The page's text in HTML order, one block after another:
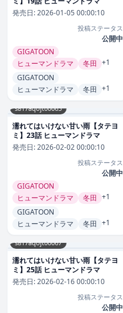
発売日:2026-01-05 00:00:10
投稿ステータス
公開中
GIGATOON
ヒューマンドラマ
冬田 +1
GIGATOON
ヒューマンドラマ
冬田 +1
s817aqojt00065
濡れてはいけない甘い雨【タテヨ
ミ】23話 ヒューマンドラマ
発売日:2026-02-02 00:00:10
投稿ステータス
公開中
GIGATOON
ヒューマンドラマ
冬田 +1
GIGATOON
ヒューマンドラマ
冬田 +1
s817aqojt00067
濡れてはいけない甘い雨【タテヨ
ミ】25話 ヒューマンドラマ
発売日:2026-02-16 00:00:10
投稿ステータス
公開中